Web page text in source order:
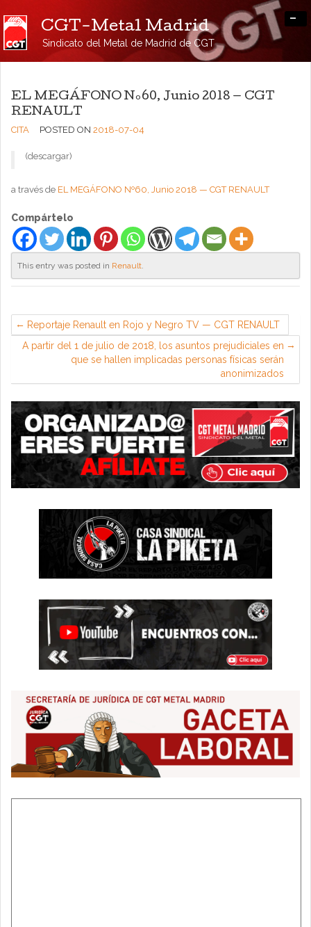
CGT-Metal Madrid
Sindicato del Metal de Madrid de CGT
-
EL MEGÁFONO Nº60, Junio 2018 — CGT
RENAULT
CITA POSTED ON 2018-07-04
(descargar)
a través de EL MEGÁFONO Nº60, Junio 2018 — CGT RENAULT
Compártelo
This entry was posted in Renault.
Reportaje Renault en Rojo y Negro TV — CGT RENAULT
A partir del 1 de julio de 2018, los asuntos prejudiciales en
que se hallen implicadas personas físicas serán
anonimizados